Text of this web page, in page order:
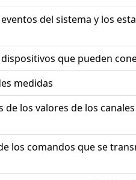
del sistema y los
que pueden
medidas
los valores de los
los comandos que se